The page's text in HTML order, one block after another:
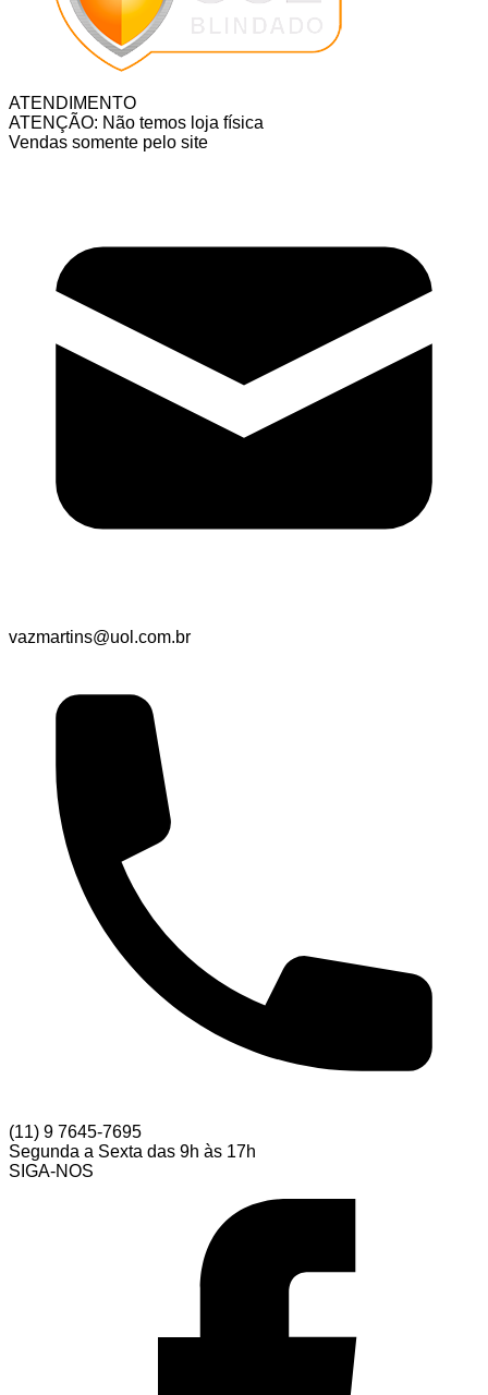
ATENDIMENTO
ATENÇÃO: Não temos loja física
Vendas somente pelo site
vazmartins@uol.com.br
(11) 9 7645-7695
Segunda a Sexta das 9h às 17h
SIGA-NOS